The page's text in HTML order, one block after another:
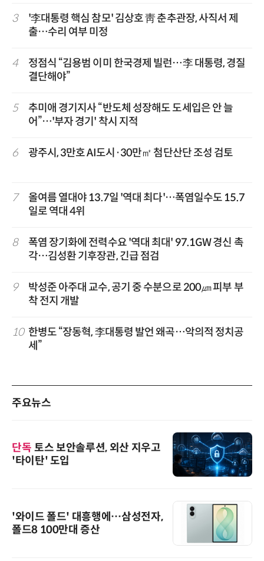
3
'李대통령 핵심 참모' 김상호 靑 춘추관장, 사직서 제
출…수리 여부 미정
4
정점식 “김용범 이미 한국경제 빌런…李 대통령, 경질
결단해야”
5
추미애 경기지사 “반도체 성장해도 도세입은 안 늘
어”…'부자 경기' 착시 지적
6 광주시, 3만호 AI도시·30만㎡ 첨단산단 조성 검토
7
올여름 열대야 13.7일 '역대 최다'…폭염일수도 15.7
일로 역대 4위
8
폭염 장기화에 전력수요 '역대 최대' 97.1GW 경신 촉
각…김성환 기후장관, 긴급 점검
9
박성준 아주대 교수, 공기 중 수분으로 200㎛ 피부 부
착 전지 개발
10 한병도 “장동혁, 李대통령 발언 왜곡…악의적 정치공
세”
주요뉴스
단독 토스 보안솔루션, 외산 지우고
'타이탄' 도입
'와이드 폴드' 대흥행에…삼성전자,
폴드8 100만대 증산